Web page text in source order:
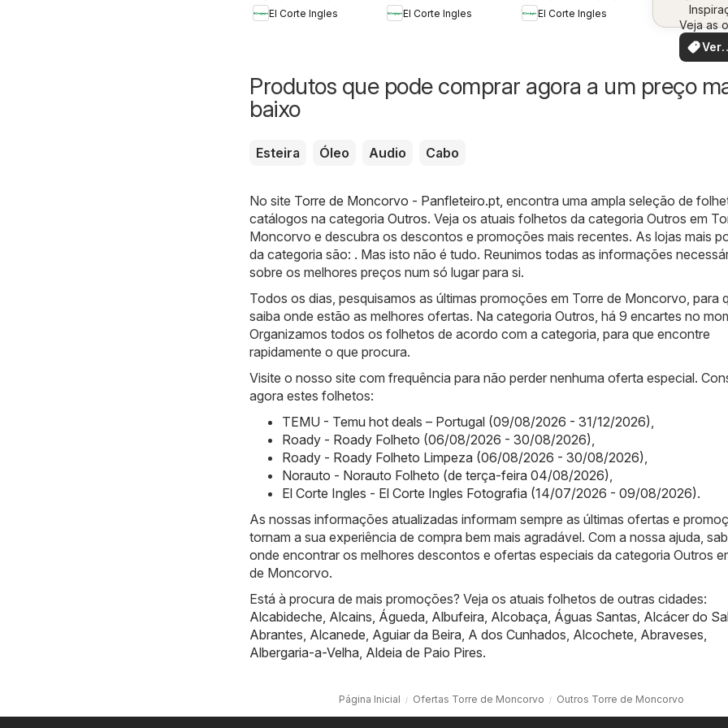
El Corte Ingles
El Corte Ingles
El Corte Ingles
Veja as
pertoVer
Produtos que pode comprar agora a um preço
baixo
Esteira Óleo Audio Cabo
No site Torre de Moncorvo - Panfleteiro.pt, encontra uma ampla seleção de
catálogos na categoria Outros. Veja os atuais folhetos da categoria Outros em
Moncorvo e descubra os descontos e promoções mais recentes. As lojas mais
da categoria são: . Mas isto não é tudo. Reunimos todas as informações
sobre os melhores preços num só lugar para si.
Todos os dias, pesquisamos as últimas promoções em Torre de Moncorvo, para
saiba onde estão as melhores ofertas. Na categoria Outros, há 9 encartes no
Organizamos todos os folhetos de acordo com a categoria, para que encontre
rapidamente o que procura.
Visite o nosso site com frequência para não perder nenhuma oferta especial.
agora estes folhetos:
TEMU - Temu hot deals – Portugal (09/08/2026 - 31/12/2026),
Roady - Roady Folheto (06/08/2026 - 30/08/2026),
Roady - Roady Folheto Limpeza (06/08/2026 - 30/08/2026),
Norauto - Norauto Folheto (de terça-feira 04/08/2026),
El Corte Ingles - El Corte Ingles Fotografia (14/07/2026 - 09/08/2026).
As nossas informações atualizadas informam sempre as últimas ofertas e
tornam a sua experiência de compra bem mais agradável. Com a nossa ajuda,
onde encontrar os melhores descontos e ofertas especiais da categoria Outros
de Moncorvo.
Está à procura de mais promoções? Veja os atuais folhetos de outras cidades:
Alcabideche, Alcains, Águeda, Albufeira, Alcobaça, Águas Santas, Alcácer do
Abrantes, Alcanede, Aguiar da Beira, A dos Cunhados, Alcochete, Abraveses,
Albergaria-a-Velha, Aldeia de Paio Pires.
Página Inicial Ofertas Torre de Moncorvo Outros Torre de Moncorvo